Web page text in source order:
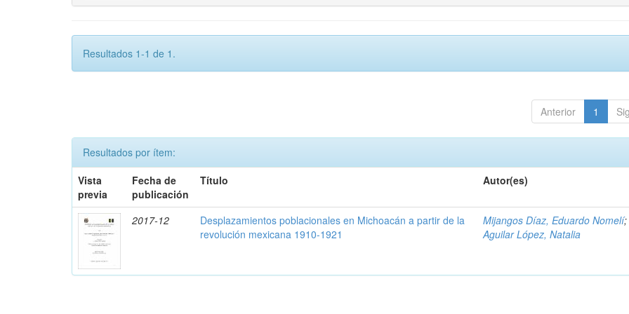
Resultados 1-1 de 1.
Anterior 1
Resultados por ítem:
Vista
previa
Fecha de
publicación
Título Autor(es)
2017-12
Desplazamientos poblacionales en Michoacán a partir de la
revolución mexicana 1910-1921
Mijangos Díaz, Eduardo Nomelí;
Aguilar López, Natalia